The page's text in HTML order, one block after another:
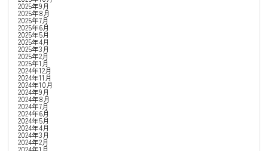
2025年9月
2025年8月
2025年7月
2025年6月
2025年5月
2025年4月
2025年3月
2025年2月
2025年1月
2024年12月
2024年11月
2024年10月
2024年9月
2024年8月
2024年7月
2024年6月
2024年5月
2024年4月
2024年3月
2024年2月